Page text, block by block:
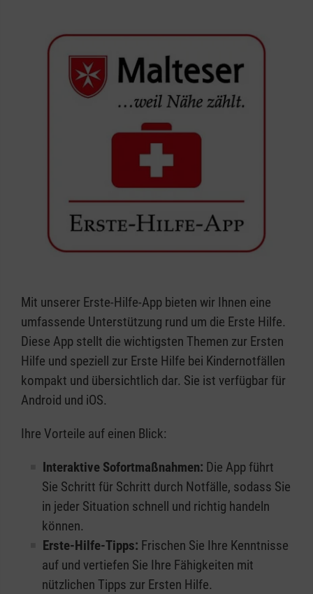
Mit unserer Erste-Hilfe-App bieten wir Ihnen eine
umfassende Unterstützung rund um die Erste Hilfe.
Diese App stellt die wichtigsten Themen zur Ersten
Hilfe und speziell zur Erste Hilfe bei Kindernotfällen
kompakt und übersichtlich dar. Sie ist verfügbar für
Android und iOS.
Ihre Vorteile auf einen Blick:
Interaktive Sofortmaßnahmen: Die App führt
Sie Schritt für Schritt durch Notfälle, sodass Sie
in jeder Situation schnell und richtig handeln
können.
Erste-Hilfe-Tipps: Frischen Sie Ihre Kenntnisse
auf und vertiefen Sie Ihre Fähigkeiten mit
nützlichen Tipps zur Ersten Hilfe.